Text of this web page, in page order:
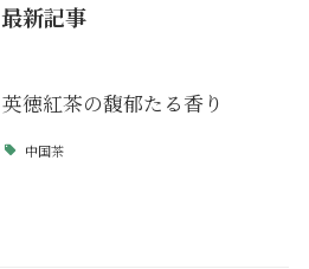
最新記事
英徳紅茶の馥郁たる香り
中国茶